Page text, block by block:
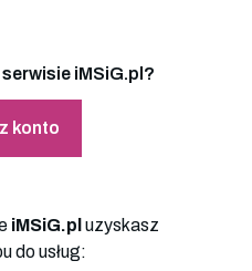
iMSiG.pl?
konto
iMSiG.pl uzyskasz
do usług: